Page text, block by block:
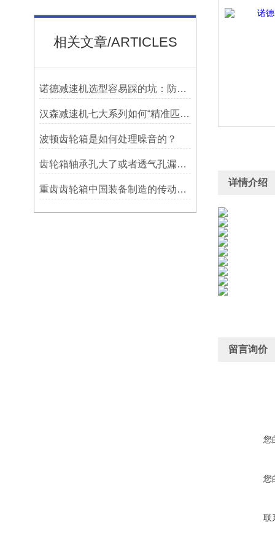
相关文章/ARTICLES
诺德减速机选型容易踩的坑：防水等级选低了，户外用半年就废
汉森减速机七大系列如何“精准匹配”应用场景
波顿齿轮箱是如何处理噪音的？
齿轮箱轴承孔大了或者透气孔漏油要怎么处理？
重齿齿轮箱中国装备制造的传动脊梁
详情介绍
留言询价
您
您
联